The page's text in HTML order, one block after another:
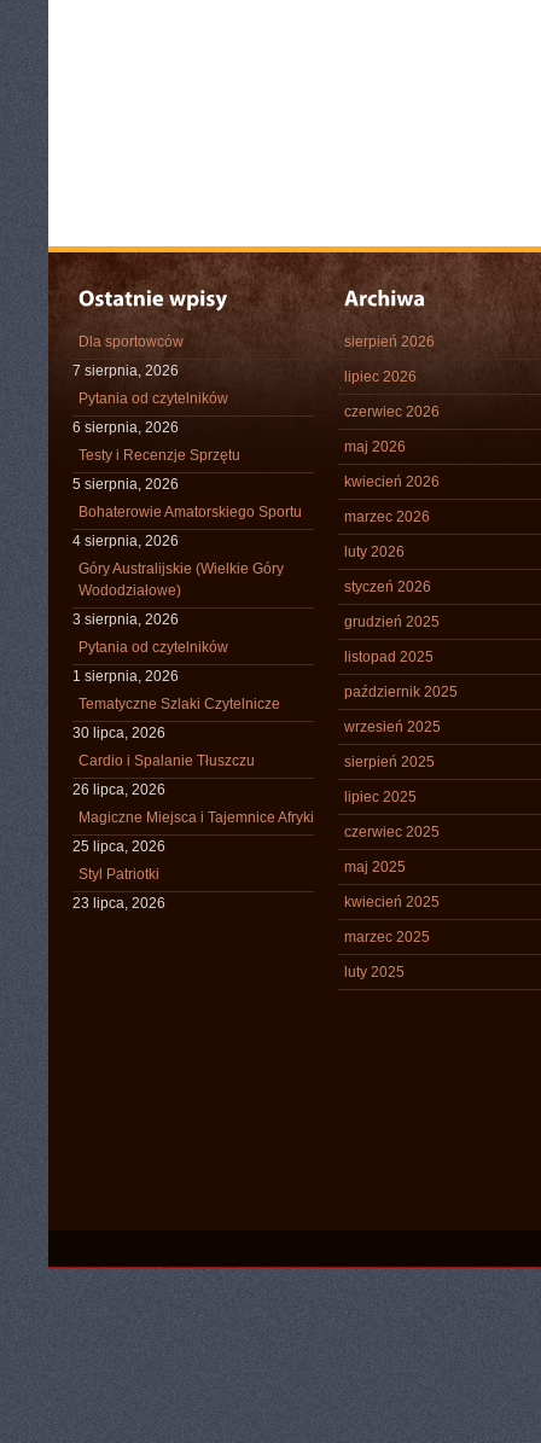
Dla sportowców
7 sierpnia, 2026
Pytania od czytelników
6 sierpnia, 2026
Testy i Recenzje Sprzętu
5 sierpnia, 2026
Bohaterowie Amatorskiego Sportu
4 sierpnia, 2026
Góry Australijskie (Wielkie Góry
Wododziałowe)
3 sierpnia, 2026
Pytania od czytelników
1 sierpnia, 2026
Tematyczne Szlaki Czytelnicze
30 lipca, 2026
Cardio i Spalanie Tłuszczu
26 lipca, 2026
Magiczne Miejsca i Tajemnice Afryki
25 lipca, 2026
Styl Patriotki
23 lipca, 2026
sierpień 2026
lipiec 2026
czerwiec 2026
maj 2026
kwiecień 2026
marzec 2026
luty 2026
styczeń 2026
grudzień 2025
listopad 2025
październik 2025
wrzesień 2025
sierpień 2025
lipiec 2025
czerwiec 2025
maj 2025
kwiecień 2025
marzec 2025
luty 2025